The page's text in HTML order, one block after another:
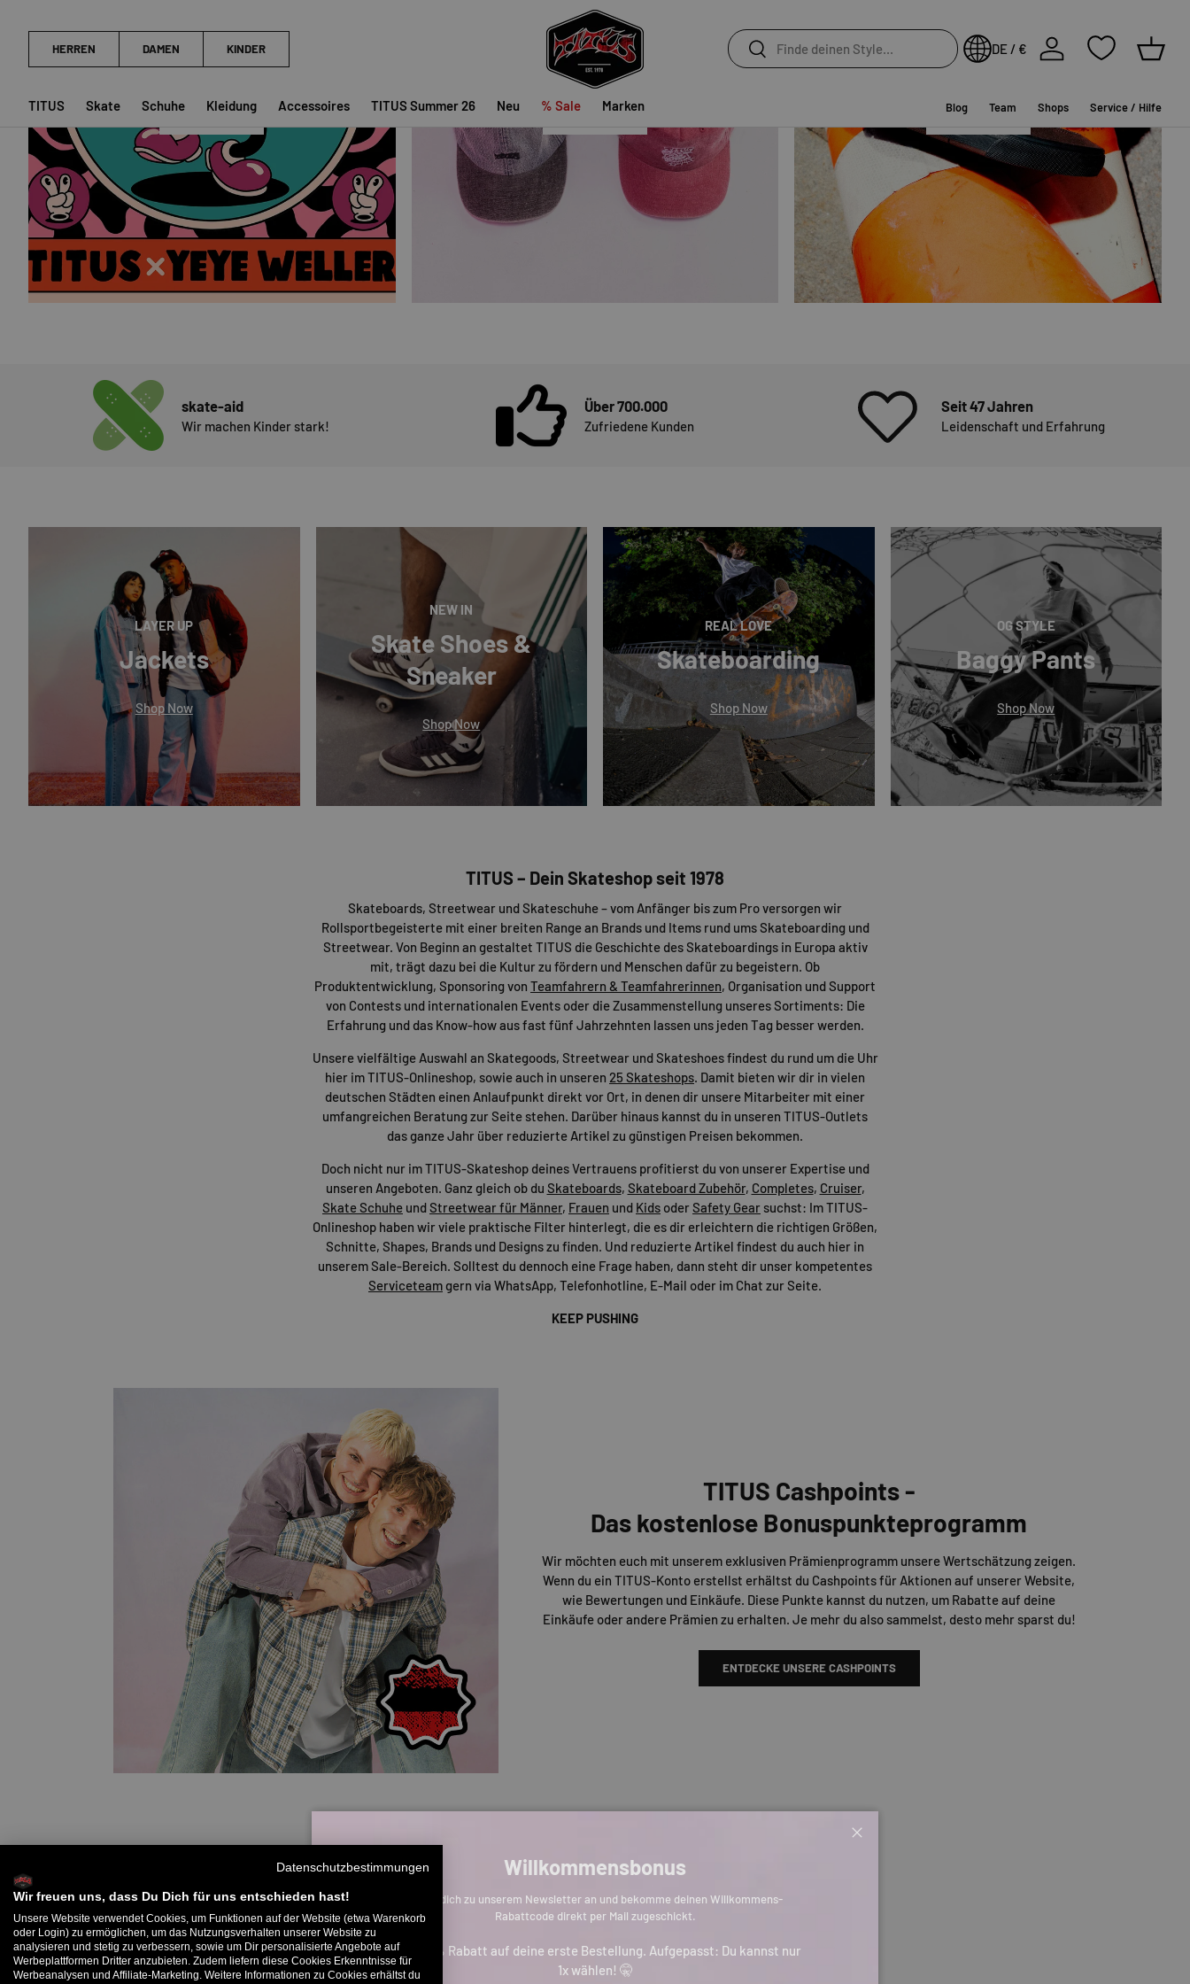
Suchen
Suchen DE / €
Einloggen
TITUS Skate Schuhe Kleidung Accessoires TITUS Summer 26 Neu % Sale Marken Blog Team Shops Service / Hilfe
ACCESSOIRES
SHOP NOW
skate-aid
Wir machen Kinder stark!
Über 700.000
Zufriedene Kunden
Seit 47 Jahren
Leidenschaft und Erfahrung
LAYER UP
Jackets
Shop Now
NEW IN
Skate Shoes &
Sneaker
Shop Now
REAL LOVE
Skateboarding
Shop Now
OG STYLE
Baggy Pants
Shop Now
TITUS – Dein Skateshop seit 1978
Skateboards, Streetwear und Skateschuhe – vom Anfänger bis zum Pro versorgen wir
Rollsportbegeisterte mit einer breiten Range an Brands und Items rund ums Skateboarding und
Streetwear. Von Beginn an gestaltet TITUS die Geschichte des Skateboardings in Europa aktiv
mit, trägt dazu bei die Kultur zu fördern und Menschen dafür zu begeistern. Ob
Produktentwicklung, Sponsoring von Teamfahrern & Teamfahrerinnen, Organisation und Support
von Contests und internationalen Events oder die Zusammenstellung unseres Sortiments: Die
Erfahrung und das Know-how aus fast fünf Jahrzehnten lassen uns jeden Tag besser werden.
Unsere vielfältige Auswahl an Skategoods, Streetwear und Skateshoes findest du rund um die Uhr
hier im TITUS-Onlineshop, sowie auch in unseren 25 Skateshops. Damit bieten wir dir in vielen
deutschen Städten einen Anlaufpunkt direkt vor Ort, in denen dir unsere Mitarbeiter mit einer
umfangreichen Beratung zur Seite stehen. Darüber hinaus kannst du in unseren TITUS-Outlets
das ganze Jahr über reduzierte Artikel zu günstigen Preisen bekommen.
Doch nicht nur im TITUS-Skateshop deines Vertrauens profitierst du von unserer Expertise und
unseren Angeboten. Ganz gleich ob du Skateboards, Skateboard Zubehör, Completes, Cruiser,
Skate Schuhe undStreetwear für Männer, Frauen und Kids oderSafety Gear suchst: Im TITUS-
Onlineshop haben wir viele praktische Filter hinterlegt, die es dir erleichtern die richtigen Größen,
Schnitte, Shapes, Brands und Designs zu finden. Und reduzierte Artikel findest du auch hier in
unserem Sale-Bereich. Solltest du dennoch eine Frage haben, dann steht dir unser kompetentes
Serviceteamgern via WhatsApp, Telefonhotline, E-Mail oder im Chat zur Seite.
KEEP PUSHING
TITUS Cashpoints -
Das kostenlose Bonuspunkteprogramm
Wir möchten euch mit unserem exklusiven Prämienprogramm unsere Wertschätzung zeigen.
Wenn du ein TITUS-Konto erstellst erhältst du Cashpoints für Aktionen auf unserer Website,
wie Bewertungen und Einkäufe. Diese Punkte kannst du nutzen, um Rabatte auf deine
Einkäufe oder andere Prämien zu erhalten. Je mehr du also sammelst, desto mehr sparst du!
ENTDECKE UNSERE CASHPOINTS
Willkommensbonus
Melde dich zu unserem Newsletter an und bekomme deinen Willkommens-
Rabattcode direkt per Mail zugeschickt.
Bis zu 11% Rabatt auf deine erste Bestellung. Aufgepasst: Du kannst nur
1x wählen! 🤫
Datenschutzbestimmungen
Wir freuen uns, dass Du Dich für uns entschieden hast!
Unsere Website verwendet Cookies, um Funktionen auf der Website (etwa Warenkorb
oder Login) zu ermöglichen, um das Nutzungsverhalten unserer Website zu
analysieren und stetig zu verbessern, sowie um Dir personalisierte Angebote auf
Werbeplattformen Dritter anzubieten. Zudem liefern diese Cookies Erkenntnisse für
Werbeanalysen und Affiliate-Marketing. Weitere Informationen zu Cookies erhältst du